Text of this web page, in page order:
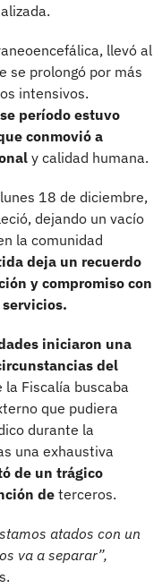
llevó al
se prolongó por más
intensivos.
período estuvo
conmovió a
y calidad humana.
18 de diciembre,
dejando un vacío
la comunidad
deja un recuerdo
y compromiso con
iniciaron una
del
Fiscalía buscaba
que pudiera
durante la
una exhaustiva
de un trágico
de terceros.
atados con un
va a separar”,